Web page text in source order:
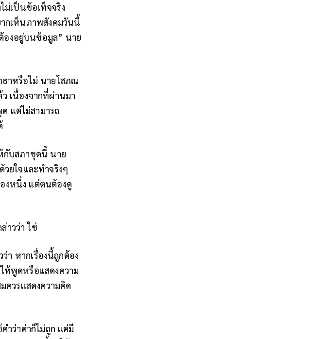
ม่เป็นข้อเท็จจริง
กเห็นภาพสังคมวันนี้
องอยู่บนข้อมูล” นาย
ธาหรือไม่ นายโสภณ
เนื่องจากที่ผ่านมา
แต่ไม่สามารถ
กับสภาชุดนี้ นาย
ยใจและทำจริงๆ
งหนึ่ง แต่ตนต้องดู
าวว่า ใช่
า หากเรื่องนี้ถูกต้อง
ห้พูดหรือแสดงความ
ควรแสดงความคิด
ำว่าด่าก็ไม่ถูก แต่มี